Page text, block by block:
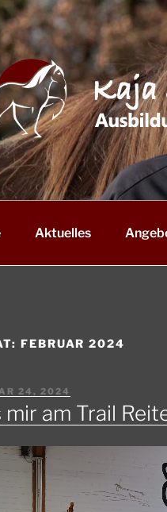
Aktuelles
FEBRUAR 2024
24, 2024
mir am Trail